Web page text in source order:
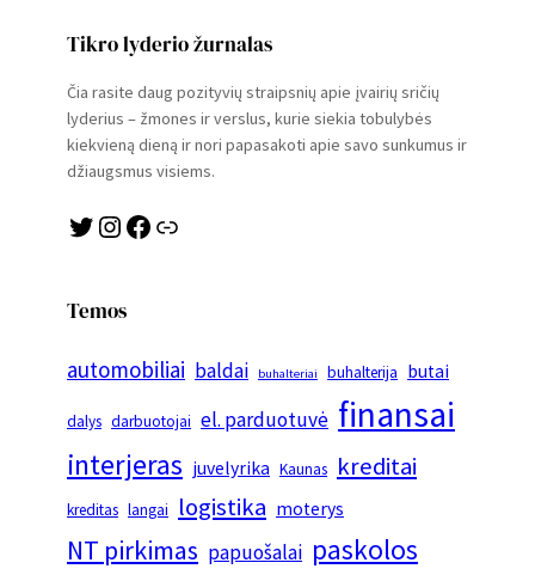
Tikro lyderio žurnalas
Čia rasite daug pozityvių straipsnių apie įvairių sričių
lyderius – žmones ir verslus, kurie siekia tobulybės
kiekvieną dieną ir nori papasakoti apie savo sunkumus ir
džiaugsmus visiems.
Twitter Instagram Facebook Link
Temos
automobiliai baldai buhalteriai buhalterija butai
dalys darbuotojai el. parduotuvė finansai
interjeras juvelyrika Kaunas kreditai
kreditas langai logistika moterys
NT pirkimas papuošalai paskolos